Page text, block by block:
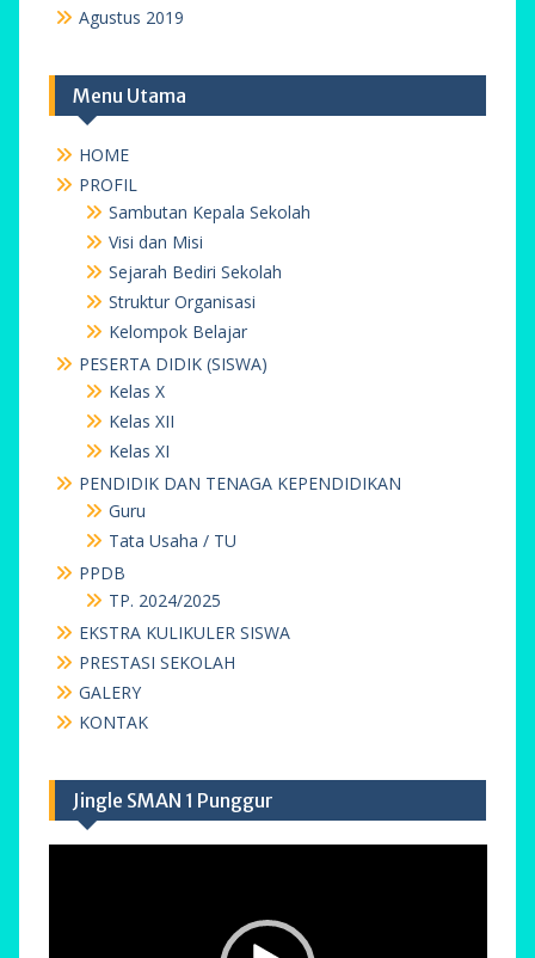
Agustus 2019
Menu Utama
HOME
PROFIL
Sambutan Kepala Sekolah
Visi dan Misi
Sejarah Bediri Sekolah
Struktur Organisasi
Kelompok Belajar
PESERTA DIDIK (SISWA)
Kelas X
Kelas XII
Kelas XI
PENDIDIK DAN TENAGA KEPENDIDIKAN
Guru
Tata Usaha / TU
PPDB
TP. 2024/2025
EKSTRA KULIKULER SISWA
PRESTASI SEKOLAH
GALERY
KONTAK
Jingle SMAN 1 Punggur